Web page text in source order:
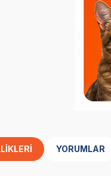
YORUMLAR